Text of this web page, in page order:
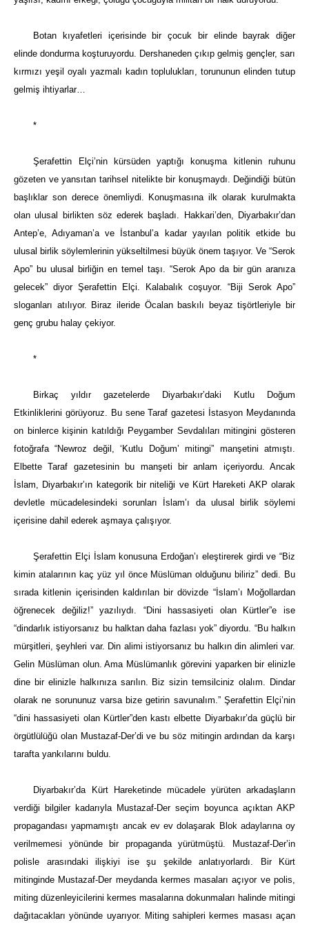
Botan kıyafetleri içerisinde bir çocuk bir elinde bayrak diğer
elinde dondurma koşturuyordu. Dershaneden çıkıp gelmiş gençler, sarı
kırmızı yeşil oyalı yazmalı kadın toplulukları, torununun elinden tutup
gelmiş ihtiyarlar…
*
Şerafettin Elçi’nin kürsüden yaptığı konuşma kitlenin ruhunu
gözeten ve yansıtan tarihsel nitelikte bir konuşmaydı. Değindiği bütün
başlıklar son derece önemliydi. Konuşmasına ilk olarak kurulmakta
olan ulusal birlikten söz ederek başladı. Hakkari’den, Diyarbakır’dan
Antep’e, Adıyaman’a ve İstanbul’a kadar yayılan politik etkide bu
ulusal birlik söylemlerinin yükseltilmesi büyük önem taşıyor. Ve “Serok
Apo” bu ulusal birliğin en temel taşı. “Serok Apo da bir gün aranıza
gelecek” diyor Şerafettin Elçi. Kalabalık coşuyor. “Biji Serok Apo”
sloganları atılıyor. Biraz ileride Öcalan baskılı beyaz tişörtleriyle bir
genç grubu halay çekiyor.
*
Birkaç yıldır gazetelerde Diyarbakır’daki Kutlu Doğum
Etkinliklerini görüyoruz. Bu sene Taraf gazetesi İstasyon Meydanında
on binlerce kişinin katıldığı Peygamber Sevdalıları mitingini gösteren
fotoğrafa “Newroz değil, ‘Kutlu Doğum’ mitingi” manşetini atmıştı.
Elbette Taraf gazetesinin bu manşeti bir anlam içeriyordu. Ancak
İslam, Diyarbakır’ın kategorik bir niteliği ve Kürt Hareketi AKP olarak
devletle mücadelesindeki sorunları İslam’ı da ulusal birlik söylemi
içerisine dahil ederek aşmaya çalışıyor.
Şerafettin Elçi İslam konusuna Erdoğan’ı eleştirerek girdi ve “Biz
kimin atalarının kaç yüz yıl önce Müslüman olduğunu biliriz” dedi. Bu
sırada kitlenin içerisinden kaldırılan bir dövizde “İslam’ı Moğollardan
öğrenecek değiliz!” yazılıydı. “Dini hassasiyeti olan Kürtler”e ise
“dindarlık istiyorsanız bu halktan daha fazlası yok” diyordu. “Bu halkın
mürşitleri, şeyhleri var. Din alimi istiyorsanız bu halkın din alimleri var.
Gelin Müslüman olun. Ama Müslümanlık görevini yaparken bir elinizle
dine bir elinizle halkınıza sarılın. Biz sizin temsilciniz olalım. Dindar
olarak ne sorununuz varsa bize getirin savunalım.” Şerafettin Elçi’nin
“dini hassasiyeti olan Kürtler”den kastı elbette Diyarbakır’da güçlü bir
örgütlülüğü olan Mustazaf-Der’di ve bu söz mitingin ardından da karşı
tarafta yankılarını buldu.
Diyarbakır’da Kürt Hareketinde mücadele yürüten arkadaşların
verdiği bilgiler kadarıyla Mustazaf-Der seçim boyunca açıktan AKP
propagandası yapmamıştı ancak ev ev dolaşarak Blok adaylarına oy
verilmemesi yönünde bir propaganda yürütmüştü. Mustazaf-Der’in
polisle arasındaki ilişkiyi ise şu şekilde anlatıyorlardı. Bir Kürt
mitinginde Mustazaf-Der meydanda kermes masaları açıyor ve polis,
miting düzenleyicilerini kermes masalarına dokunmaları halinde mitingi
dağıtacakları yönünde uyarıyor. Miting sahipleri kermes masası açan